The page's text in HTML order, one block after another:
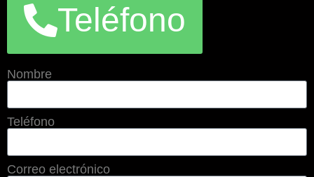
Teléfono
Nombre
Teléfono
Correo electrónico